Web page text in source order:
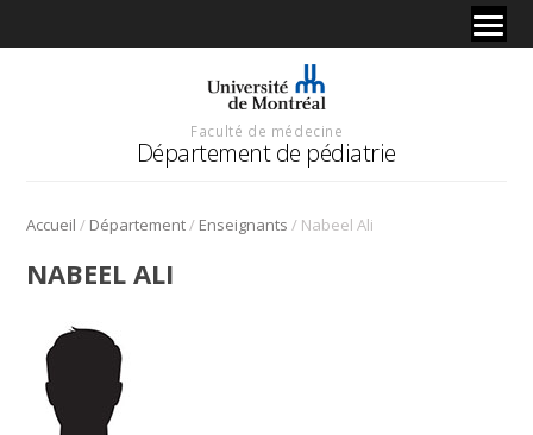
Faculté de médecine
Département de pédiatrie
Accueil / Département/ Enseignants / Nabeel Ali
NABEEL ALI